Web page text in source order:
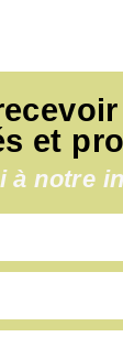
et
à notre